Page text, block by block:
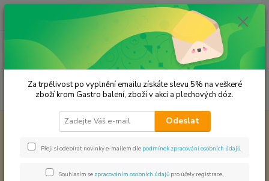
Menu
Hledat
ks
za 0,00 Kč
Koření od Samuela podle způsobu použití Harissa
Harissa
Za trpělivost po vyplnění emailu získáte slevu 5% na veškeré
zboží krom Gastro balení, zboží v akci a plechových dóz.
Odeslat
Přeji si odebírat novinky e-mailem dle podmínek zpracování osobních údajů
Souhlasím se zpracováním osobních údajů pro účely registrace.